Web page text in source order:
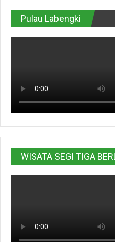
Pulau Labengki
WISATA SEGI TIGA